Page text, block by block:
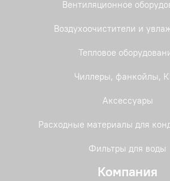
Вентиляционное
Воздухоочистители и
Тепловое
Чиллеры, фанкойлы,
Аксессуары
Расходные материалы для
Фильтры для воды
Компания